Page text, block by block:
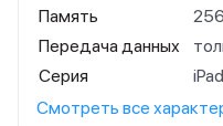
Память
Передача данных
Серия
Смотреть все